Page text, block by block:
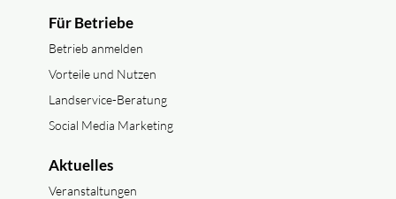
Für Betriebe
Betrieb anmelden
Vorteile und Nutzen
Landservice-Beratung
Social Media Marketing
Aktuelles
Veranstaltungen